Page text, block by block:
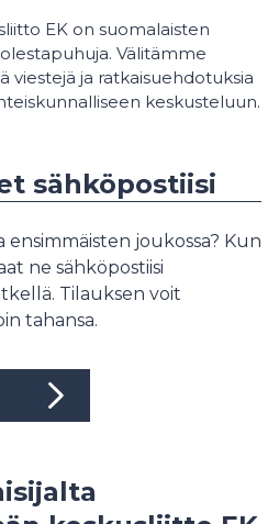
EK on suomalaisten
Välitämme
viestejä ja ratkaisuehdotuksia
keskusteluun.
sähköpostiisi
ensimmäisten joukossa? Kun
ne sähköpostiisi
Tilauksen voit
tahansa.